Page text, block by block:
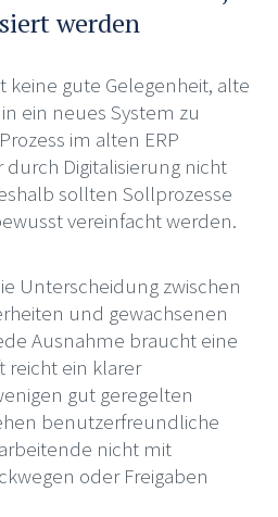
werden
keine gute Gelegenheit, alte
ein neues System zu
im alten ERP
durch Digitalisierung nicht
sollten Sollprozesse
vereinfacht werden.
Unterscheidung zwischen
und gewachsenen
Ausnahme braucht eine
reicht ein klarer
gut geregelten
benutzerfreundliche
nicht mit
oder Freigaben